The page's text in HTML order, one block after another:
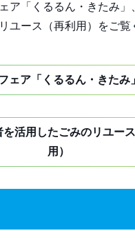
ア「くるるん・きたみ」
ユース（再利用）をご覧
ェア「くるるん・きたみ」
を活用したごみのリユー
用）